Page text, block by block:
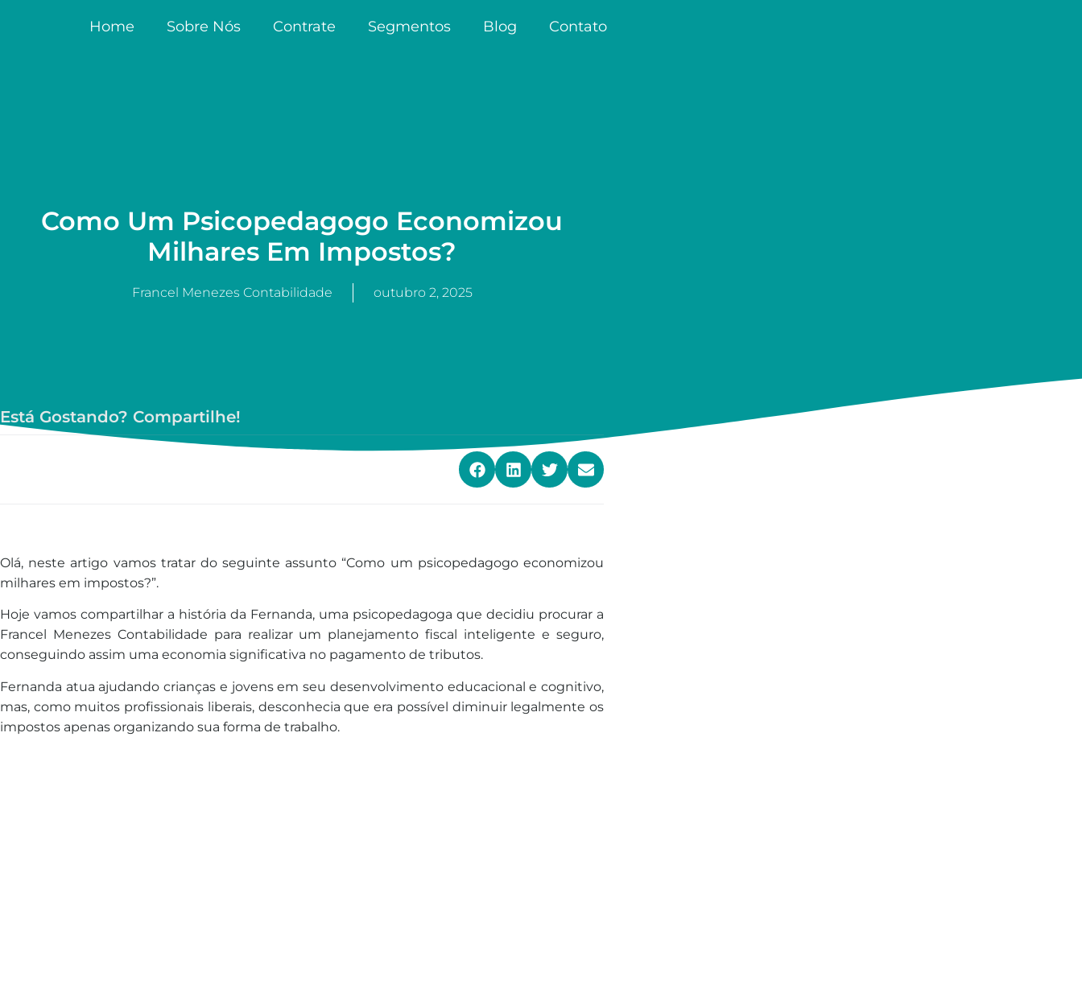
Home Sobre Nós Contrate Segmentos Blog Contato
Como Um Psicopedagogo Economizou
Milhares Em Impostos?
Francel Menezes Contabilidade outubro 2, 2025
Está Gostando? Compartilhe!
Olá, neste artigo vamos tratar do seguinte assunto “Como um psicopedagogo economizou
milhares em impostos?”.
Hoje vamos compartilhar a história da Fernanda, uma psicopedagoga que decidiu procurar a
Francel Menezes Contabilidade para realizar um planejamento fiscal inteligente e seguro,
conseguindo assim uma economia significativa no pagamento de tributos.
Fernanda atua ajudando crianças e jovens em seu desenvolvimento educacional e cognitivo,
mas, como muitos profissionais liberais, desconhecia que era possível diminuir legalmente os
impostos apenas organizando sua forma de trabalho.